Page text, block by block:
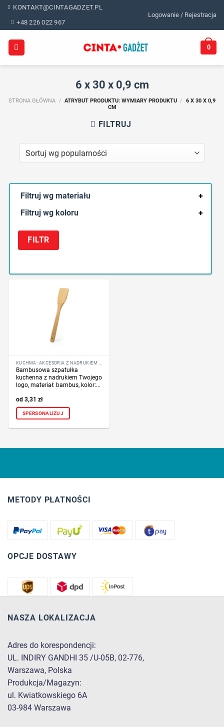
Skip
content
KONTAKT@CINTAGADZET.PL
+48 226 022 967
Logowanie / Rejestracja
0
6 x 30 x 0,9 cm
STRONA GŁÓWNA / ATRYBUT PRODUKTU: WYMIARY PRODUKTU /
6 X 30 X 0,9
CM
FILTRUJ
Filtruj wg materiału
+
Filtruj wg koloru
+
FILTR
Bambusowa szpatułka
kuchenna z nadrukiem Twojego
logo, materiał: bambus, kolor:...
3,31 zł
SPERSONALIZUJ
METODY PŁATNOŚCI
OPCJE DOSTAWY
NASZA LOKALIZACJA
Adres do korespondencji:
UL. INDIRY GANDHI 35 /U-05B, 02-776,
Warszawa, Polska
Produkcja/Magazyn:
ul. Kwiatkowskiego 6A
03-984 Warszawa